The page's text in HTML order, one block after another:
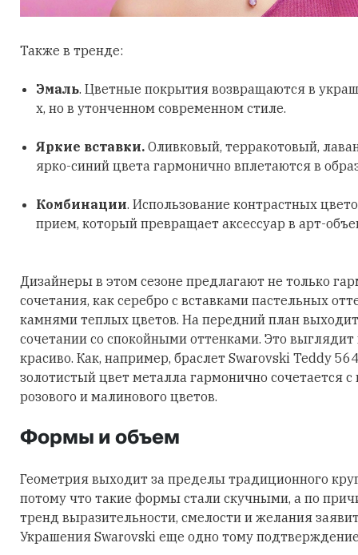
Также в тренде:
Эмаль. Цветные покрытия возвращаются в
х, но в утонченном современном стиле.
Яркие вставки. Оливковый, терракотовый,
ярко-синий цвета гармонично вплетаются в
Комбинации. Использование контрастных
прием, который превращает аксессуар в арт-
Дизайнеры в этом сезоне предлагают не только
сочетания, как серебро с вставками пастельных
камнями теплых цветов. На передний план
сочетании со спокойными оттенками. Это
красиво. Как, например, браслет Swarovski Teddy
золотистый цвет металла гармонично сочетается
розового и малинового цветов.
Формы и объем
Геометрия выходит за пределы традиционного
потому что такие формы стали скучными, а по
тренд выразительности, смелости и желания
Украшения Swarovski еще одно тому